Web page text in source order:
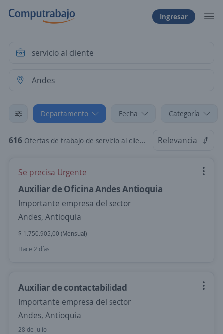
Ingresar
Departamento Fecha Categoría
616 Ofertas de trabajo de servicio al cliente en Andes, Antioquia Relevancia
Se precisa Urgente
Auxiliar de Oficina Andes Antioquia
Importante empresa del sector
Andes, Antioquia
$ 1.750.905,00 (Mensual)
Hace 2 días
Auxiliar de contactabilidad
Importante empresa del sector
Andes, Antioquia
28 de julio